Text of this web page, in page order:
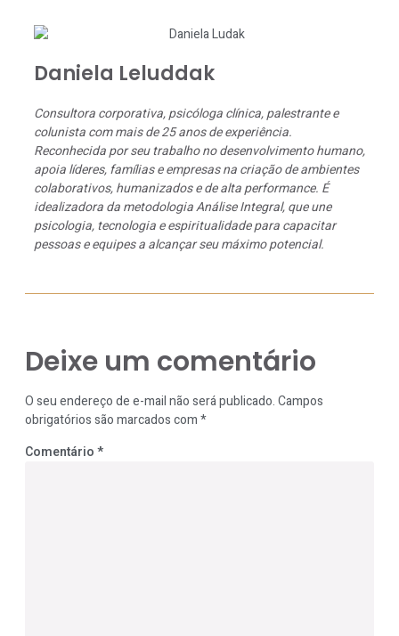
Daniela Leluddak
Consultora corporativa, psicóloga clínica, palestrante e
colunista com mais de 25 anos de experiência.
Reconhecida por seu trabalho no desenvolvimento humano,
apoia líderes, famílias e empresas na criação de ambientes
colaborativos, humanizados e de alta performance. É
idealizadora da metodologia Análise Integral, que une
psicologia, tecnologia e espiritualidade para capacitar
pessoas e equipes a alcançar seu máximo potencial.
Deixe um comentário
O seu endereço de e-mail não será publicado.Campos
obrigatórios são marcados com*
Comentário*